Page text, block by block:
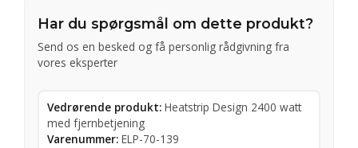
Har du spørgsmål om dette produkt?
Send os en besked og få personlig rådgivning fra
vores eksperter
Vedrørende produkt: Heatstrip Design 2400 watt
med fjernbetjening
Varenummer: ELP-70-139